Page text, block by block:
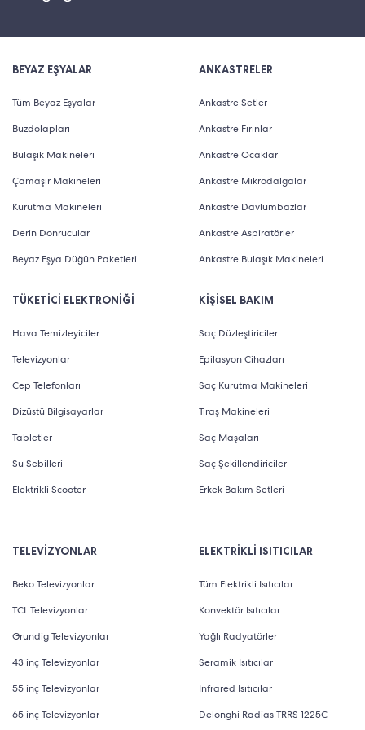
BEYAZ EŞYALAR
Tüm Beyaz Eşyalar
Buzdolapları
Bulaşık Makineleri
Çamaşır Makineleri
Kurutma Makineleri
Derin Donrucular
Beyaz Eşya Düğün Paketleri
TÜKETİCİ ELEKTRONİĞİ
Hava Temizleyiciler
Televizyonlar
Cep Telefonları
Dizüstü Bilgisayarlar
Tabletler
Su Sebilleri
Elektrikli Scooter
ANKASTRELER
Ankastre Setler
Ankastre Fırınlar
Ankastre Ocaklar
Ankastre Mikrodalgalar
Ankastre Davlumbazlar
Ankastre Aspiratörler
Ankastre Bulaşık Makineleri
KİŞİSEL BAKIM
Saç Düzleştiriciler
Epilasyon Cihazları
Saç Kurutma Makineleri
Tıraş Makineleri
Saç Maşaları
Saç Şekillendiriciler
Erkek Bakım Setleri
TELEVİZYONLAR
Beko Televizyonlar
TCL Televizyonlar
Grundig Televizyonlar
43 inç Televizyonlar
55 inç Televizyonlar
65 inç Televizyonlar
ELEKTRİKLİ ISITICILAR
Tüm Elektrikli Isıtıcılar
Konvektör Isıtıcılar
Yağlı Radyatörler
Seramik Isıtıcılar
Infrared Isıtıcılar
Delonghi Radias TRRS 1225C